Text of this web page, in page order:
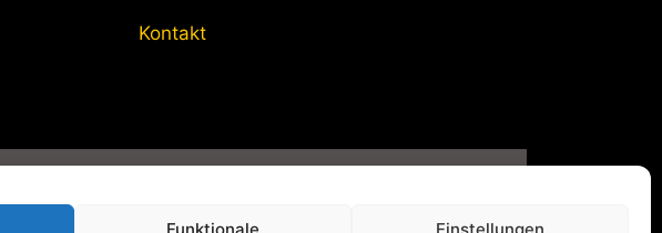
Funktionale Einstellungen
Kontakt